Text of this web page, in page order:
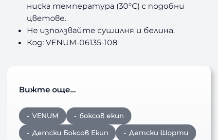
ниска температура (30°C) с подобни
цветове.
Не използвайте сушилня и белина.
Код: VENUM-06135-108
Вижте още…
VENUM
боксов екип
Детски Боксов Екип
Детски Шорти